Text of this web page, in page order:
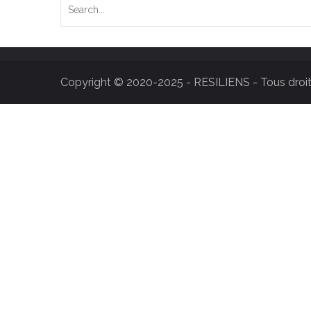
Copyright © 2020-2025 - RESILIENS - Tous